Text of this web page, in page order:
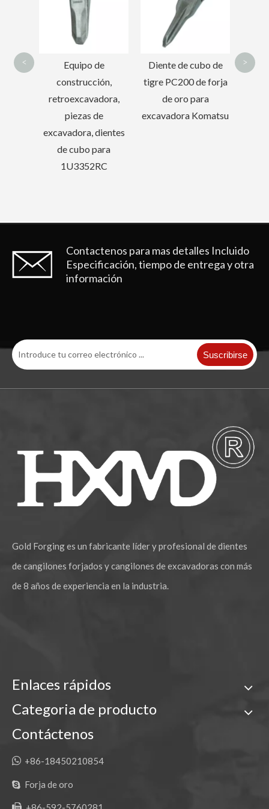
Diente de cubo de
tigre PC200 de forja
de oro para
excavadora Komatsu
PC200
< >
Contactenos para mas detalles Incluido
Especificación, tiempo de entrega y otra
información
Suscribirse
Gold Forging es un fabricante líder y profesional de dientes
de cangilones forjados y cangilones de excavadoras con más
de 8 años de experiencia en la industria.
Enlaces rápidos
Categoria de producto
Contáctenos
 +86-18450210854
 Forja de oro